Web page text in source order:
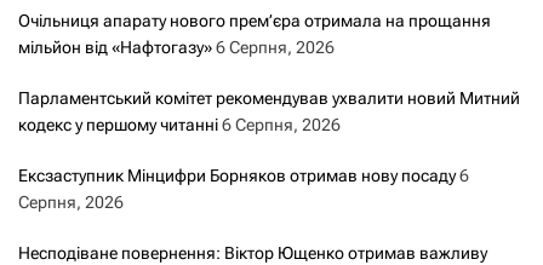
Очільниця апарату нового прем’єра отримала на прощання
мільйон від «Нафтогазу»6 Серпня, 2026
Парламентський комітет рекомендував ухвалити новий Митний
кодекс у першому читанні6 Серпня, 2026
Ексзаступник Мінцифри Борняков отримав нову посаду6
Серпня, 2026
Несподіване повернення: Віктор Ющенко отримав важливу